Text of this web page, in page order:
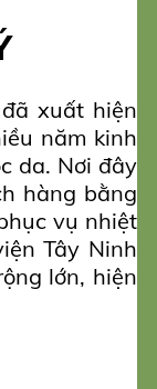
xuất hiện
năm kinh
da. Nơi đây
hàng bằng
vụ nhiệt
Tây Ninh
lớn, hiện